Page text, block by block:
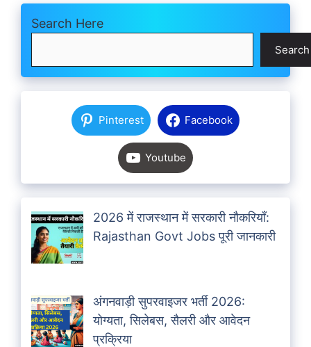
Search Here
Search
Pinterest Facebook
Youtube
2026 में राजस्थान में सरकारी नौकरियाँ:
Rajasthan Govt Jobs पूरी जानकारी
अंगनवाड़ी सुपरवाइजर भर्ती 2026:
योग्यता, सिलेबस, सैलरी और आवेदन
प्रक्रिया